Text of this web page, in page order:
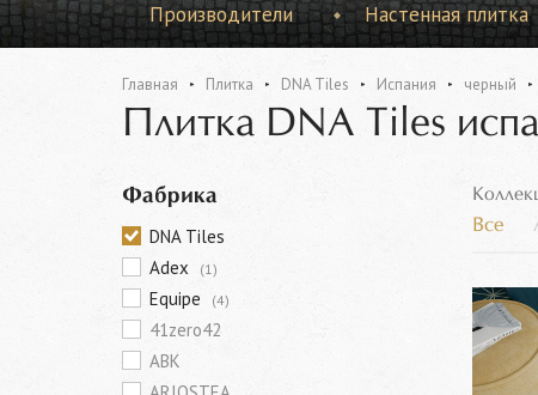
Производители Настенная плитка
Главная Плитка DNA Tiles Испания черный
Плитка DNA Tiles
Фабрика
DNA Tiles
Adex
(1)
Equipe (4)
41zero42
ABK
Все